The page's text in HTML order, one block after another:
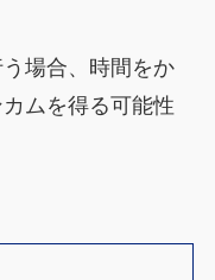
場合、時間をか
ムを得る可能性